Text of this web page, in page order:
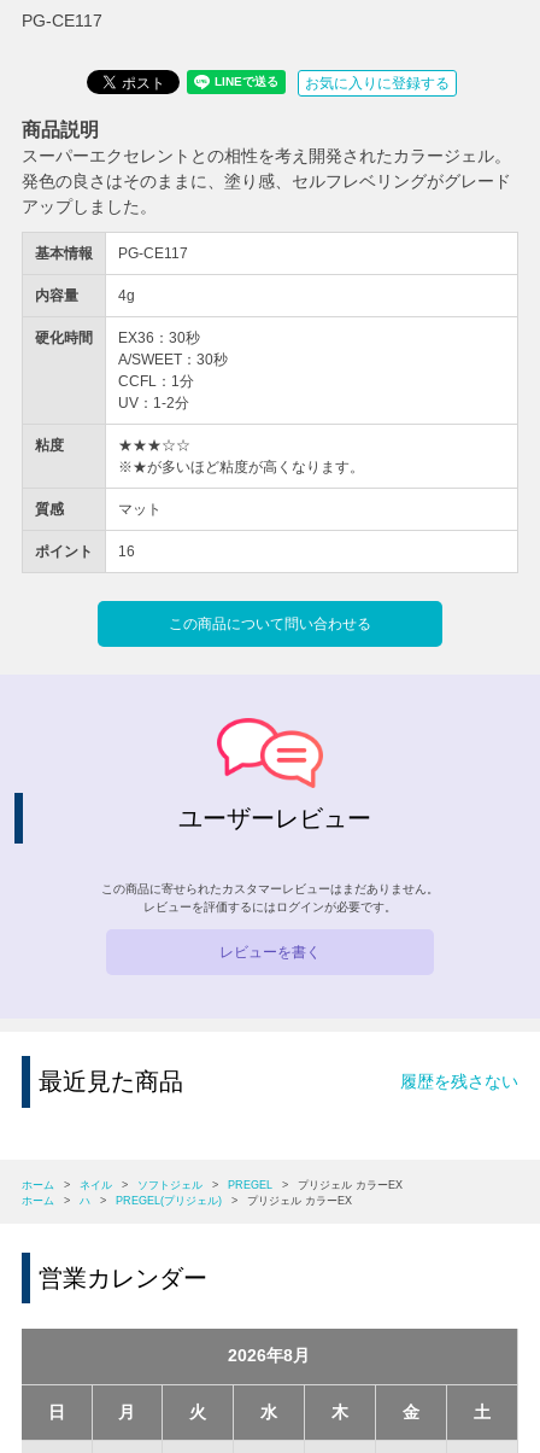
PG-CE117
基本情報 PG-CE117
内容量 4g
硬化時間
EX36：30秒
A/SWEET：30秒
CCFL：1分
UV：1-2分
粘度
★★★☆☆
※★が多いほど粘度が高くなります。
質感 マット
ポイント 16
お気に入りに登録する
この商品について問い合わせる
商品説明
スーパーエクセレントとの相性を考え開発されたカラージェル。
発色の良さはそのままに、塗り感、セルフレベリングがグレード
アップしました。
ユーザーレビュー
この商品に寄せられたカスタマーレビューはまだありません。
レビューを評価するには ログインが必要です。
レビューを書く
最近見た商品 履歴を残さない
ホーム > ネイル > ソフトジェル > PREGEL >
プリジェル カラーEX
ホーム
> ハ > PREGEL(プリジェル) > プリジェル カラーEX
営業カレンダー
2026年8月
日 月 火 水 木 金 土